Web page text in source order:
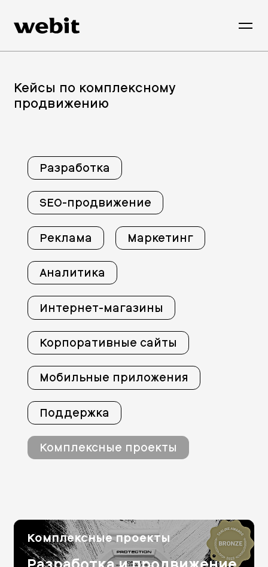
Кейсы по комплексному
продвижению
Разработка
SEO-продвижение
Реклама Маркетинг
Аналитика
Интернет-магазины
Корпоративные сайты
Мобильные приложения
Поддержка
Комплексные проекты
Комплексные проекты